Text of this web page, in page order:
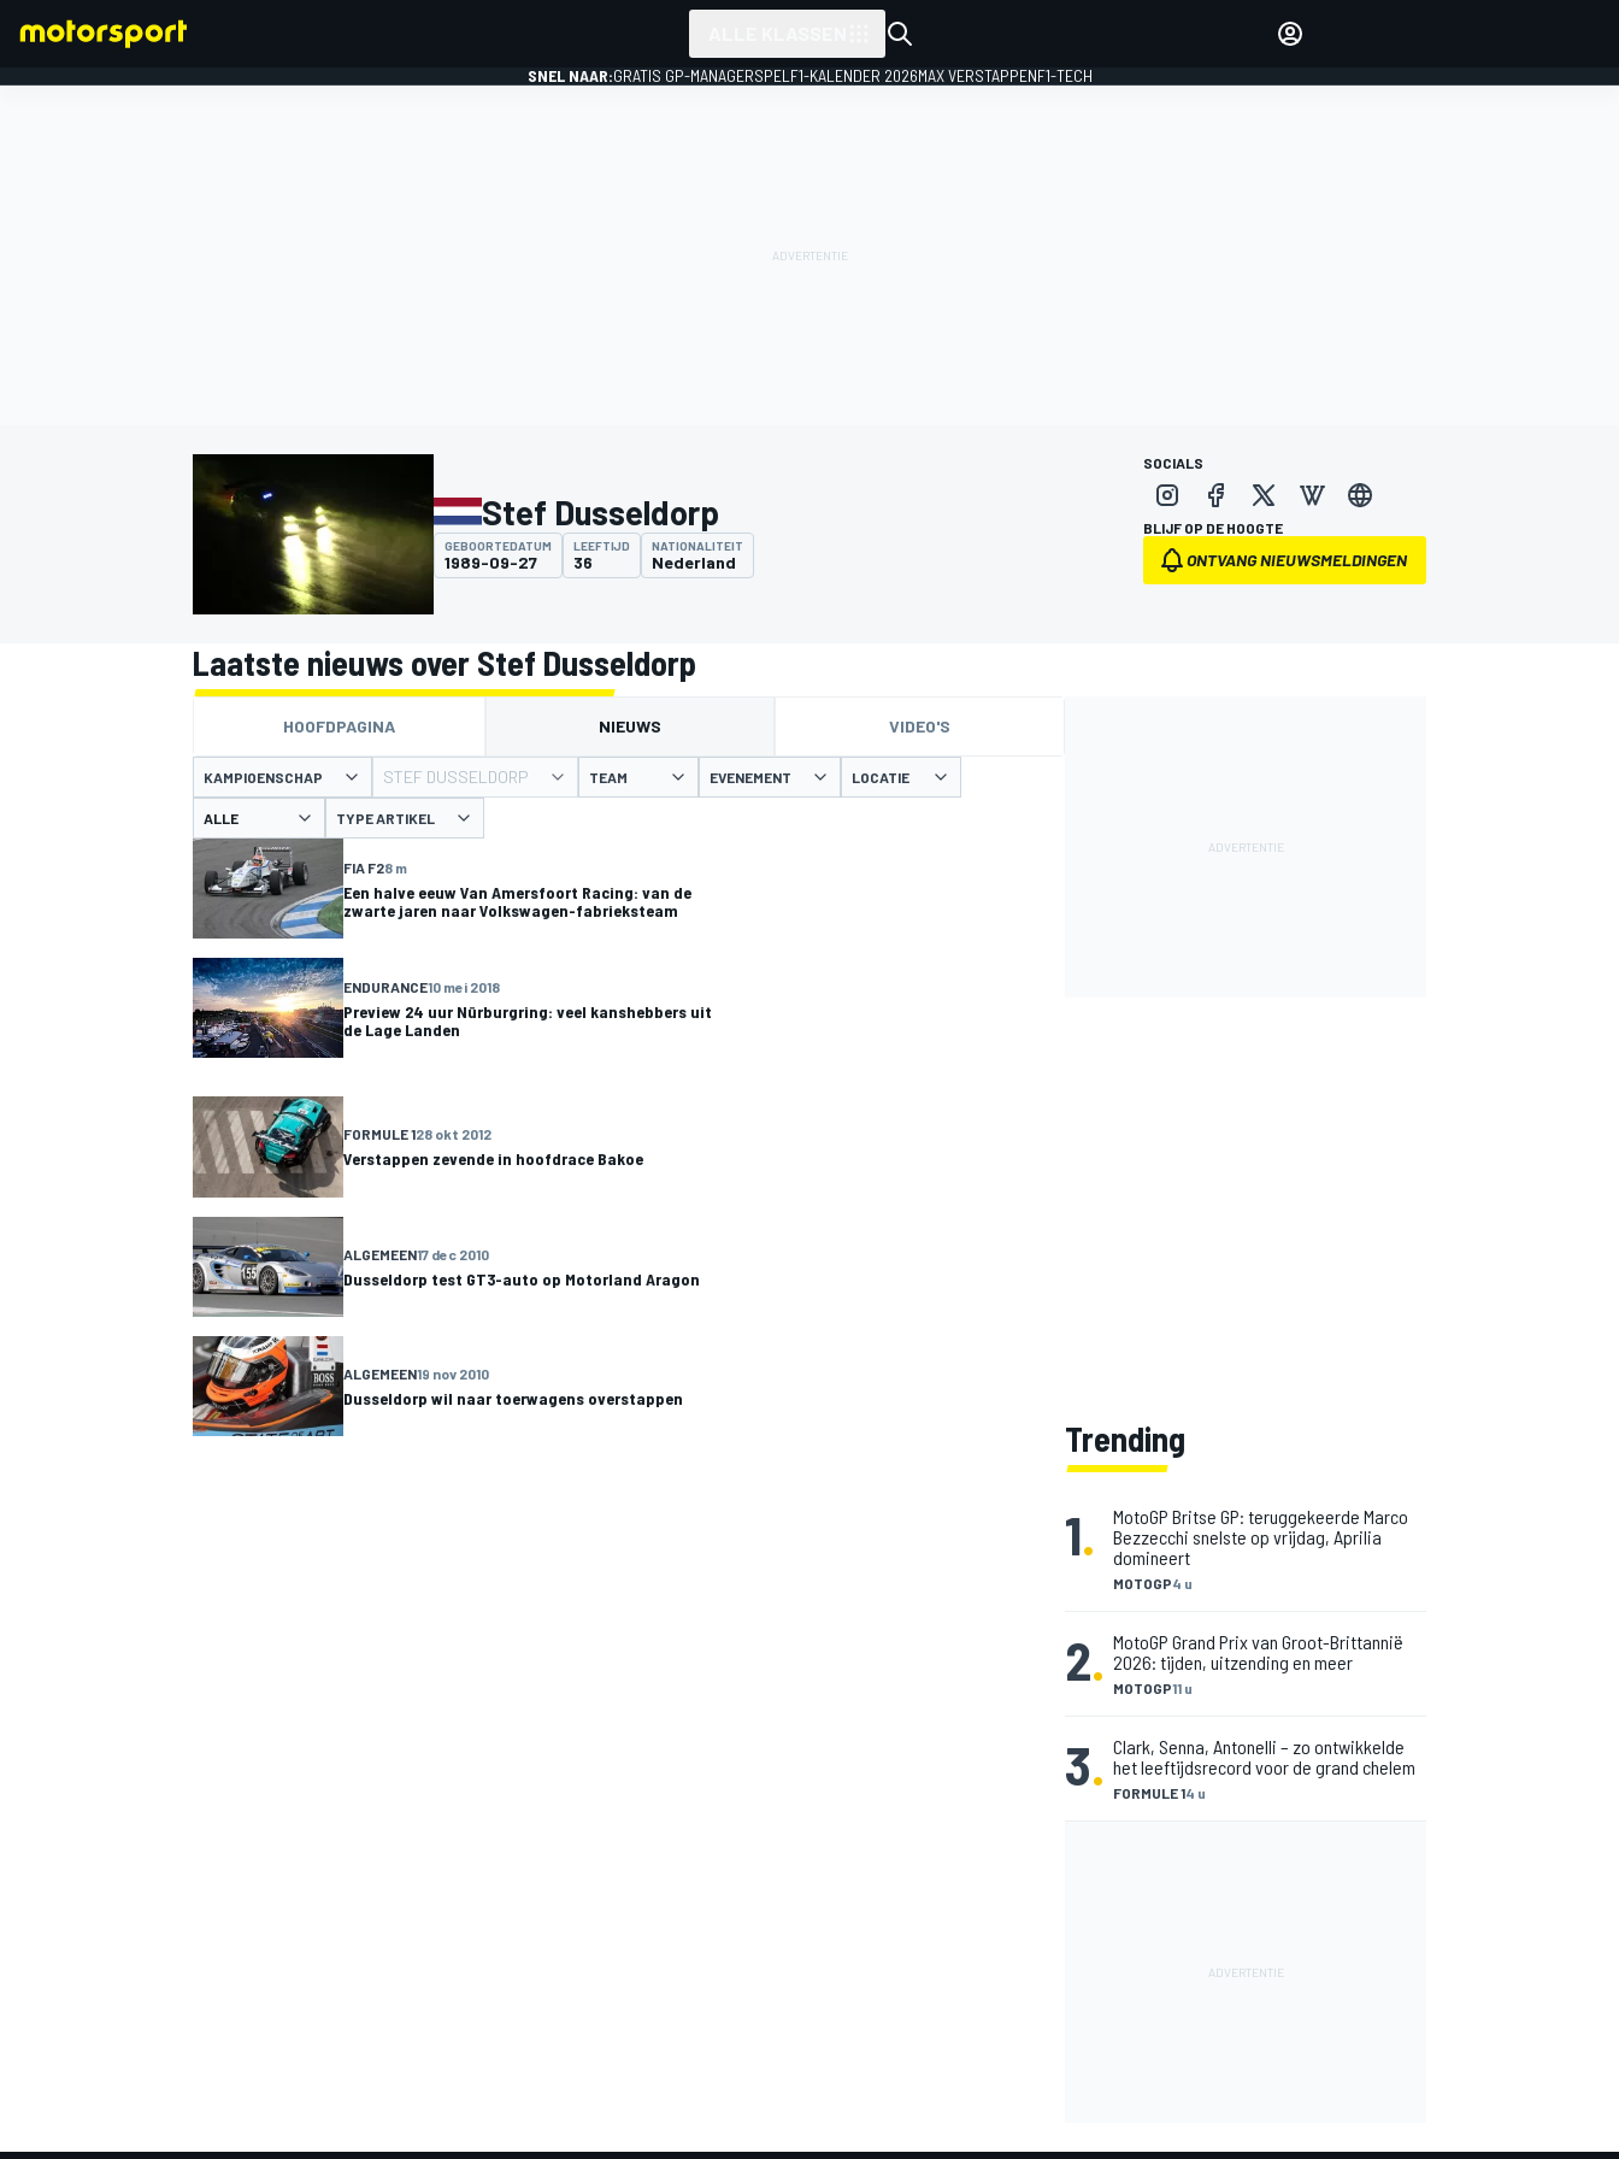
MOTOGP
INDYCAR
SNEL NAAR:GRATIS GP-MANAGERSPEL F1-KALENDER 2026MAX VERSTAPPENF1-TECH
Stef Dusseldorp
GEBOORTEDATUM
1989-09-27
LEEFTIJD
36
NATIONALITEIT
Nederland
SOCIALS
BLIJF OP DE HOOGTE
ONTVANG NIEUWSMELDINGEN
Laatste nieuws over Stef Dusseldorp
HOOFDPAGINA NIEUWS VIDEO'S
KAMPIOENSCHAP STEF DUSSELDORP TEAM EVENEMENT LOCATIE
TYPE ARTIKEL
FIA F28 m
Een halve eeuw Van Amersfoort Racing: van de
zwarte jaren naar Volkswagen-fabrieksteam
ENDURANCE10 mei 2018
Preview 24 uur Nürburgring: veel kanshebbers uit
de Lage Landen
FORMULE 128 okt 2012
Verstappen zevende in hoofdrace Bakoe
ALGEMEEN17 dec 2010
Dusseldorp test GT3-auto op Motorland Aragon
ALGEMEEN19 nov 2010
Dusseldorp wil naar toerwagens overstappen
Trending
1.
MOTOGP4 u
MotoGP Britse GP: teruggekeerde Marco
Bezzecchi snelste op vrijdag, Aprilia
domineert
2. MOTOGP11 u
MotoGP Grand Prix van Groot-Brittannië
2026: tijden, uitzending en meer
3. FORMULE 14 u
Clark, Senna, Antonelli – zo ontwikkelde
het leeftijdsrecord voor de grand chelem